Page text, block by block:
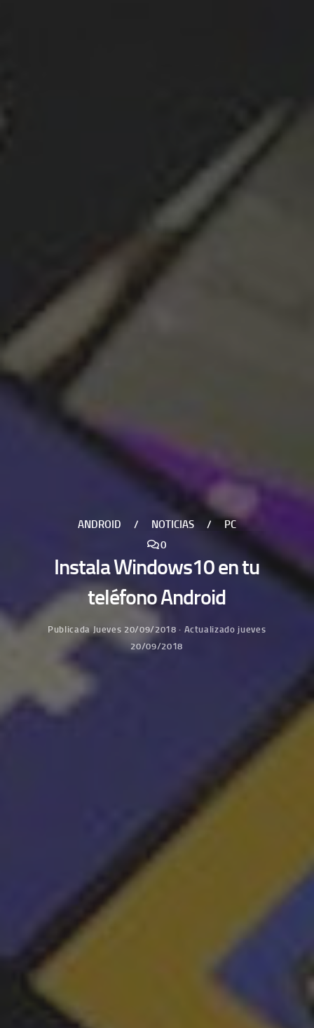
ANDROID / NOTICIAS /
PC
0
Instala Windows10 en tu
teléfono Android
PublicadaJueves 20/09/2018 · Actualizado jueves
20/09/2018